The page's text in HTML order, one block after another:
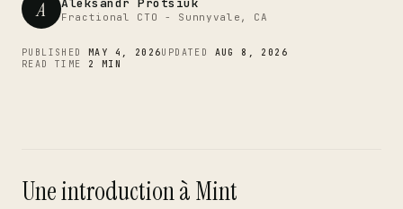
A Fractional CTO - Sunnyvale, CA
PUBLISHED MAY 4, 2026UPDATED AUG 8, 2026
READ TIME 2 MIN
Une introduction à Mint